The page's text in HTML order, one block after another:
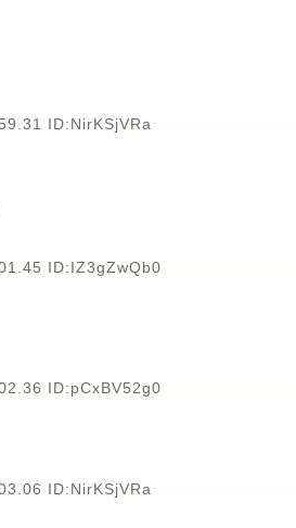
ID:NirKSjVRa
ID:IZ3gZwQb0
ID:pCxBV52g0
ID:NirKSjVRa